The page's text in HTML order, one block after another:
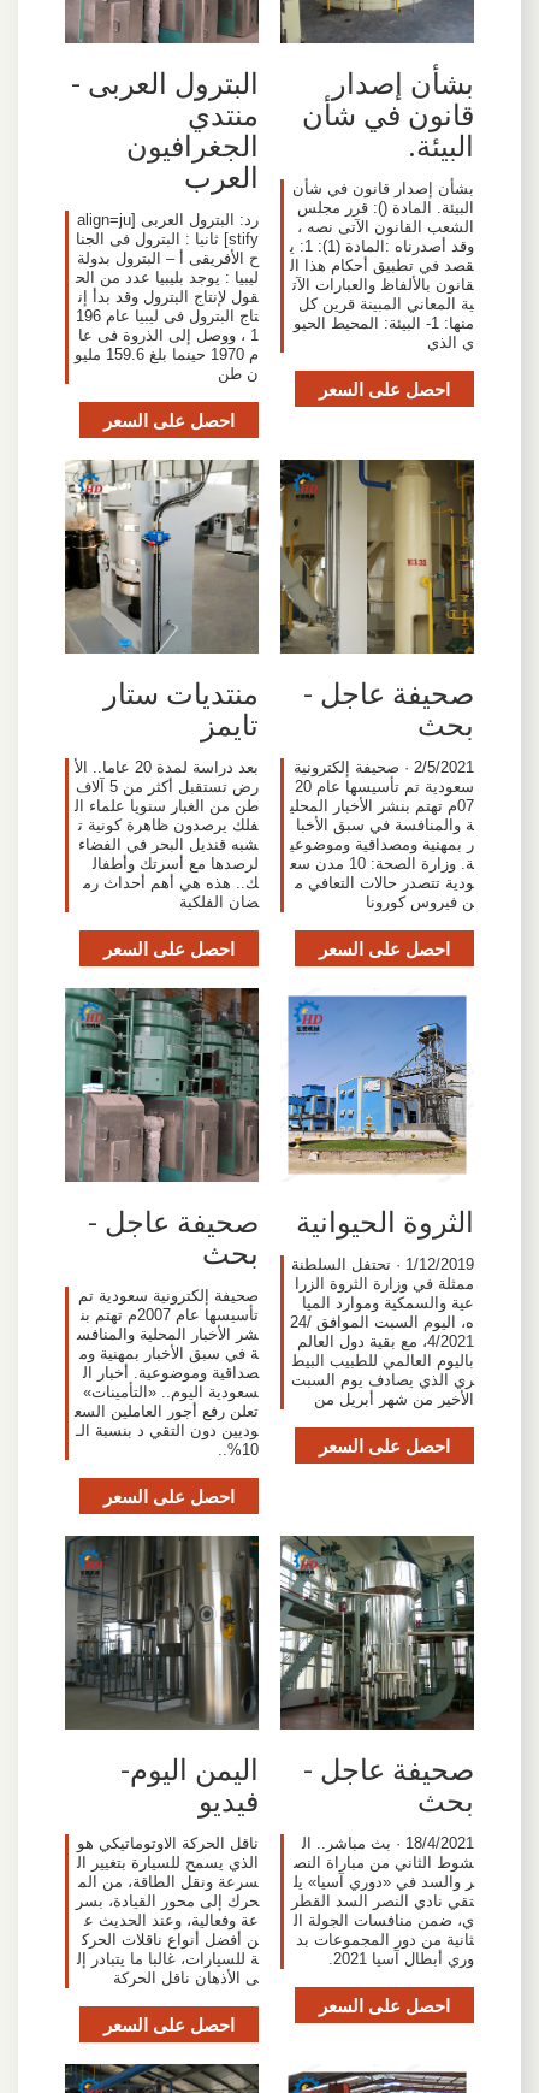
بشأن إصدار
قانون في شأن
البيئة.
بشأن إصدار قانون في شأن
البيئة. المادة (): قرر مجلس
الشعب القانون الآتى نصه ،
وقد أصدرناه :المادة (1): 1: ي
قصد في تطبيق أحكام هذا ال
قانون بالألفاظ والعبارات الآت
ية المعاني المبينة قرين كل
منها: 1- البيئة: المحيط الحيو
ي الذي
احصل على السعر
البترول العربى -
منتدي
الجغرافيون
العرب
رد: البترول العربى [align=ju
stify] ثانيا : البترول فى الجنا
ح الأفريقى أ – البترول بدولة
ليبيا : يوجد بليبيا عدد من الح
قول لإنتاج البترول وقد بدأ إن
تاج البترول فى ليبيا عام 196
1 ، ووصل إلى الذروة فى عا
م 1970 حينما بلغ 159.6 مليو
ن طن
احصل على السعر
صحيفة عاجل -
بحث
2/5/2021 · صحيفة إلكترونية
سعودية تم تأسيسها عام 20
07م تهتم بنشر الأخبار المحلي
ة والمنافسة في سبق الأخبا
ر بمهنية ومصداقية وموضوعي
ة. وزارة الصحة: 10 مدن سع
ودية تتصدر حالات التعافي م
ن فيروس كورونا
احصل على السعر
منتديات ستار
تايمز
بعد دراسة لمدة 20 عاما.. الأ
رض تستقبل أكثر من 5 آلاف
طن من الغبار سنويا علماء ال
فلك يرصدون ظاهرة كونية ت
شبه قنديل البحر في الفضاء
لرصدها مع أسرتك وأطفال
ك.. هذه هي أهم أحداث رم
ضان الفلكية
احصل على السعر
الثروة الحيوانية
1/12/2019 · تحتفل السلطنة
ممثلة في وزارة الثروة الزرا
عية والسمكية وموارد الميا
ه، اليوم السبت الموافق 24/
4/2021، مع بقية دول العالم
باليوم العالمي للطبيب البيط
ري الذي يصادف يوم السبت
الأخير من شهر أبريل من
احصل على السعر
صحيفة عاجل -
بحث
صحيفة إلكترونية سعودية تم
تأسيسها عام 2007م تهتم بن
شر الأخبار المحلية والمنافس
ة في سبق الأخبار بمهنية وم
صداقية وموضوعية. أخبار ال
سعودية اليوم.. «التأمينات»
تعلن رفع أجور العاملين السع
وديين دون التقي د بنسبة الـ
10%..
احصل على السعر
صحيفة عاجل -
بحث
18/4/2021 · بث مباشر.. ال
شوط الثاني من مباراة النص
ر والسد في «دوري آسيا» يل
تقي نادي النصر السد القطر
ي، ضمن منافسات الجولة ال
ثانية من دور المجموعات بد
وري أبطال آسيا 2021.
احصل على السعر
اليمن اليوم-
فيديو
ناقل الحركة الاوتوماتيكي هو
الذي يسمح للسيارة بتغيير ال
سرعة ونقل الطاقة، من الم
حرك إلى محور القيادة، بسر
عة وفعالية، وعند الحديث ع
ن أفضل أنواع ناقلات الحرك
ة للسيارات، غالبا ما يتبادر إل
ى الأذهان ناقل الحركة
احصل على السعر